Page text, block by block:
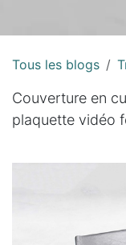
Tous les blogs
Couverture en
plaquette vidéo